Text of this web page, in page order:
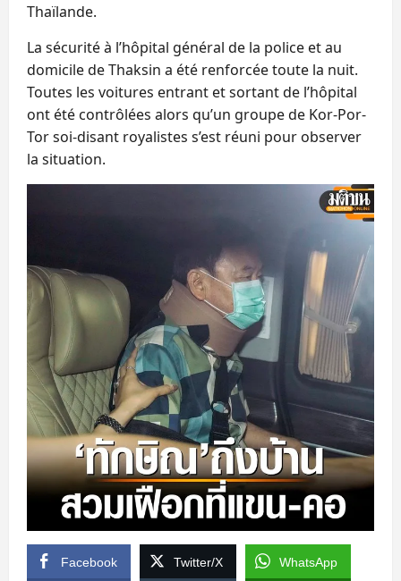
Thaïlande.
La sécurité à l’hôpital général de la police et au
domicile de Thaksin a été renforcée toute la nuit.
Toutes les voitures entrant et sortant de l’hôpital
ont été contrôlées alors qu’un groupe de Kor-Por-
Tor soi-disant royalistes s’est réuni pour observer
la situation.
Facebook Twitter/X WhatsApp